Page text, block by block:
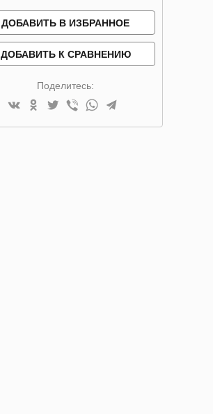
ДОБАВИТЬ В ИЗБРАННОЕ
ДОБАВИТЬ К СРАВНЕНИЮ
Поделитесь: